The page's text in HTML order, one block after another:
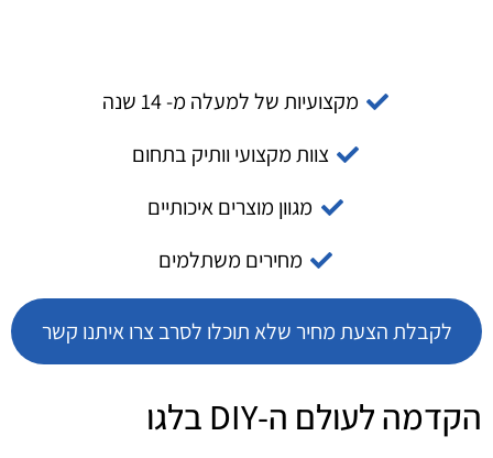
מקצועיות של למעלה מ- 14 שנה
צוות מקצועי וותיק בתחום
מגוון מוצרים איכותיים
מחירים משתלמים
לקבלת הצעת מחיר שלא תוכלו לסרב צרו איתנו קשר
הקדמה לעולם ה-DIY בלגו